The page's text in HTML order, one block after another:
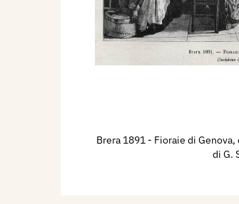
Brera 1891 - Fioraie di
di G.